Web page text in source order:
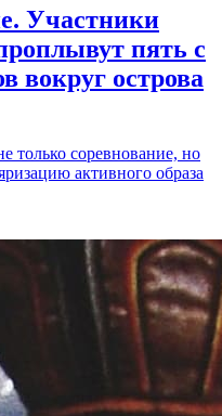
Участники
пять с
вокруг острова
только соревнование, но
активного образа